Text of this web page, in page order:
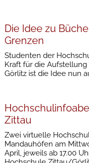
Die Idee zu
Grenzen
Studenten der
Kraft für die
Görlitz ist die Idee nun
Zittau
Zwei virtuelle
Mandauhöfen am
April, jeweils ab 17.00